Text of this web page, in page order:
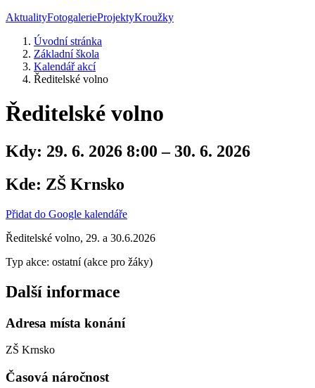
AktualityFotogalerieProjektyKroužky
Úvodní stránka
Základní škola
Kalendář akcí
Ředitelské volno
Ředitelské volno
Kdy: 29. 6. 2026 8:00 – 30. 6. 2026
Kde: ZŠ Krnsko
Přidat do Google kalendáře
Ředitelské volno, 29. a 30.6.2026
Typ akce: ostatní (akce pro žáky)
Další informace
Adresa místa konání
ZŠ Krnsko
Časová náročnost